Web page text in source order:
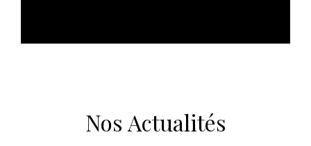
Nos Actualités